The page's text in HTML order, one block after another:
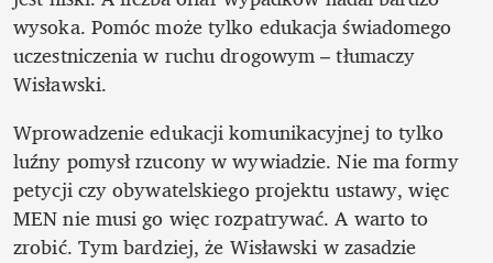
wysoka. Pomóc może tylko edukacja świadomego
uczestniczenia w ruchu drogowym – tłumaczy
Wisławski.
Wprowadzenie edukacji komunikacyjnej to tylko
luźny pomysł rzucony w wywiadzie. Nie ma formy
petycji czy obywatelskiego projektu ustawy, więc
MEN nie musi go więc rozpatrywać. A warto to
zrobić. Tym bardziej, że Wisławski w zasadzie